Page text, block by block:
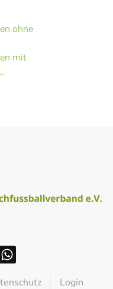
ohne
mit
Login